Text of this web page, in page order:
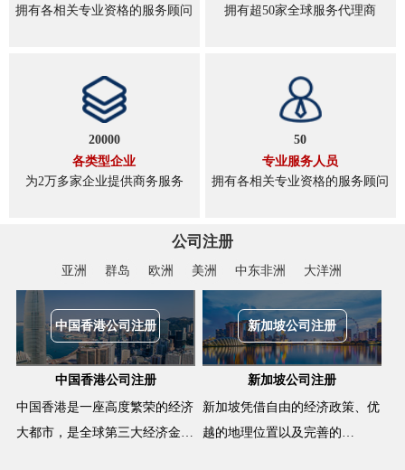
拥有各相关专业资格的服务顾问
拥有超50家全球服务代理商
20000
各类型企业
为2万多家企业提供商务服务
50
专业服务人员
拥有各相关专业资格的服务顾问
公司注册
亚洲 群岛 欧洲 美洲 中东非洲 大洋洲
中国香港公司注册
中国香港公司注册
中国香港是一座高度繁荣的经济
大都市，是全球第三大经济金…
新加坡公司注册
新加坡公司注册
新加坡凭借自由的经济政策、优
越的地理位置以及完善的…